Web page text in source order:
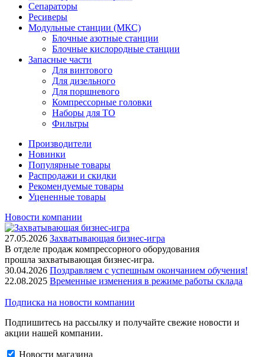
Сепараторы
Ресиверы
Модульные станции (МКС)
Блочные азотные станции
Блочные кислородные станции
Запасные части
Для винтового
Для дизельного
Для поршневого
Компрессорные головки
Наборы для ТО
Фильтры
Производители
Новинки
Популярные товары
Распродажи и скидки
Рекомендуемые товары
Уцененные товары
Новости компании
27.05.2026 Захватывающая бизнес-игра
В отделе продаж компрессорного оборудования
прошла захватывающая бизнес-игра.
30.04.2026 Поздравляем с успешным окончанием обучения!
22.08.2025 Временные изменения в режиме работы склада
Подписка на новости компании
Подпишитесь на рассылку и получайте свежие новости и
акции нашей компании.
Новости магазина